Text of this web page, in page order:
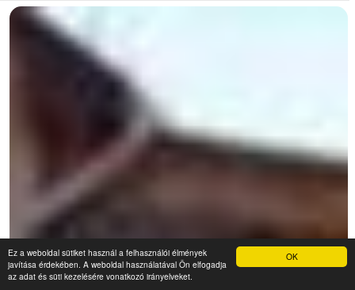
OK
Ez a weboldal sütiket használ a felhasználói élmények
javítása érdekében. A weboldal használatával Ön elfogadja
az adat és süti kezelésére vonatkozó irányelveket.